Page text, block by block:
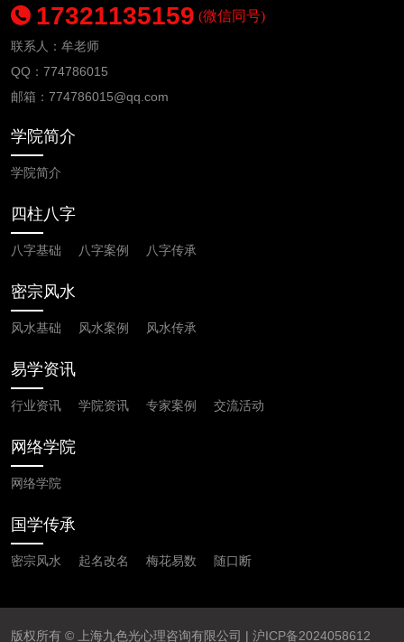
17321135159 (微信同号)
联系人：牟老师
QQ：774786015
邮箱： 774786015@qq.com
学院简介
学院简介
四柱八字
八字基础 八字案例 八字传承
密宗风水
风水基础 风水案例 风水传承
易学资讯
行业资讯 学院资讯 专家案例 交流活动
网络学院
网络学院
国学传承
密宗风水 起名改名 梅花易数 随口断
版权所有 © 上海九色光心理咨询有限公司 | 沪ICP备2024058612